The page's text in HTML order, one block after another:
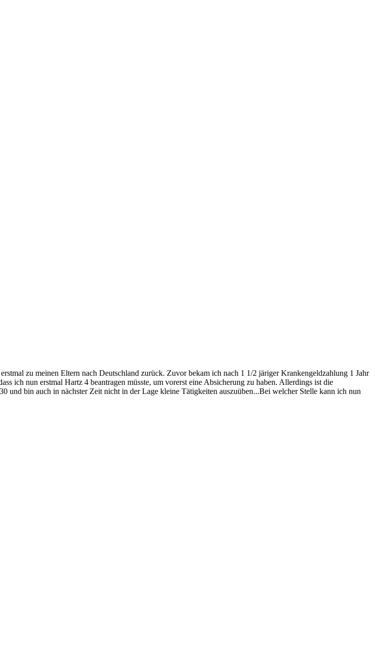
zu meinen Eltern nach Deutschland zurück. Zuvor bekam ich nach 1 1/2 järiger Krankengeldzahlung 1 Jahr
ich nun erstmal Hartz 4 beantragen müsste, um vorerst eine Absicherung zu haben. Allerdings ist die
und bin auch in nächster Zeit nicht in der Lage kleine Tätigkeiten auszuüben...Bei welcher Stelle kann ich nun